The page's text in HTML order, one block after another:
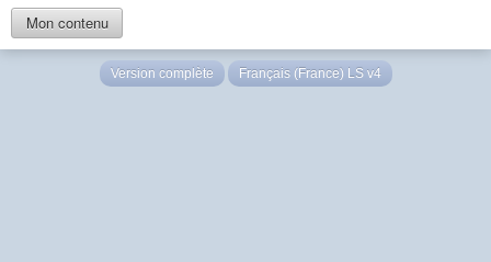
Mon contenu
Version complète Français (France) LS v4